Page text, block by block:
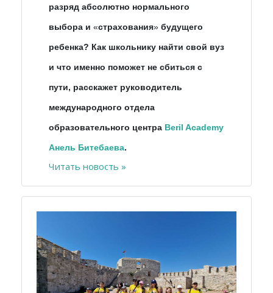
разряд абсолютно нормального
выбора и «страхования» будущего
ребенка? Как школьнику найти свой вуз
и что именно поможет не сбиться с
пути, расскажет руководитель
международного отдела
образовательного центра Beril Academy
Анель Битебаева.
Читать новость »